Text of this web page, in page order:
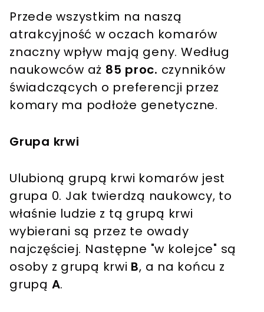
Przede wszystkim na naszą
atrakcyjność w oczach komarów
znaczny wpływ mają geny. Według
naukowców aż 85 proc. czynników
świadczących o preferencji przez
komary ma podłoże genetyczne.
Grupa krwi
Ulubioną grupą krwi komarów jest
grupa 0. Jak twierdzą naukowcy, to
właśnie ludzie z tą grupą krwi
wybierani są przez te owady
najczęściej. Następne "w kolejce" są
osoby z grupą krwi B, a na końcu z
grupą A.